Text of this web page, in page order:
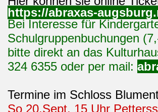
Termine im Schloss
So 20.Sept. 15 Uhr
Remise)
für Blumenthal gibt es
Karten können reserviert